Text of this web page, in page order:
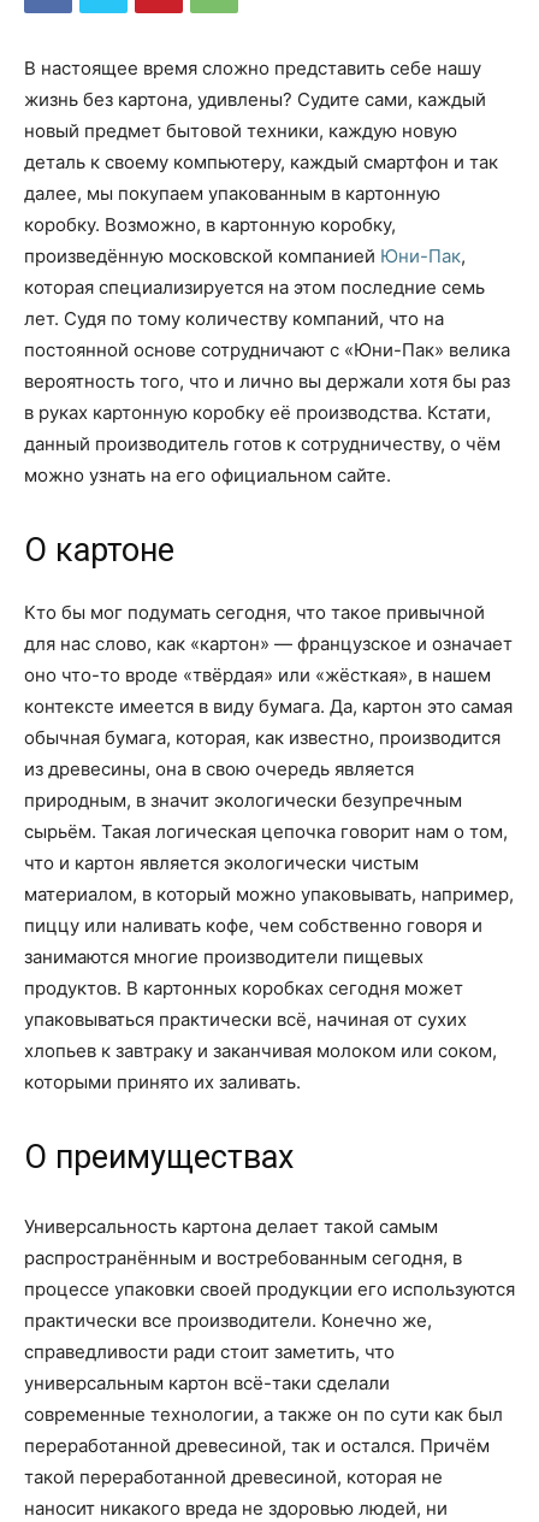
В настоящее время сложно представить себе нашу
жизнь без картона, удивлены? Судите сами, каждый
новый предмет бытовой техники, каждую новую
деталь к своему компьютеру, каждый смартфон и так
далее, мы покупаем упакованным в картонную
коробку. Возможно, в картонную коробку,
произведённую московской компанией Юни-Пак,
которая специализируется на этом последние семь
лет. Судя по тому количеству компаний, что на
постоянной основе сотрудничают с «Юни-Пак» велика
вероятность того, что и лично вы держали хотя бы раз
в руках картонную коробку её производства. Кстати,
данный производитель готов к сотрудничеству, о чём
можно узнать на его официальном сайте.
О картоне
Кто бы мог подумать сегодня, что такое привычной
для нас слово, как «картон» — французское и означает
оно что-то вроде «твёрдая» или «жёсткая», в нашем
контексте имеется в виду бумага. Да, картон это самая
обычная бумага, которая, как известно, производится
из древесины, она в свою очередь является
природным, в значит экологически безупречным
сырьём. Такая логическая цепочка говорит нам о том,
что и картон является экологически чистым
материалом, в который можно упаковывать, например,
пиццу или наливать кофе, чем собственно говоря и
занимаются многие производители пищевых
продуктов. В картонных коробках сегодня может
упаковываться практически всё, начиная от сухих
хлопьев к завтраку и заканчивая молоком или соком,
которыми принято их заливать.
О преимуществах
Универсальность картона делает такой самым
распространённым и востребованным сегодня, в
процессе упаковки своей продукции его используются
практически все производители. Конечно же,
справедливости ради стоит заметить, что
универсальным картон всё-таки сделали
современные технологии, а также он по сути как был
переработанной древесиной, так и остался. Причём
такой переработанной древесиной, которая не
наносит никакого вреда не здоровью людей, ни